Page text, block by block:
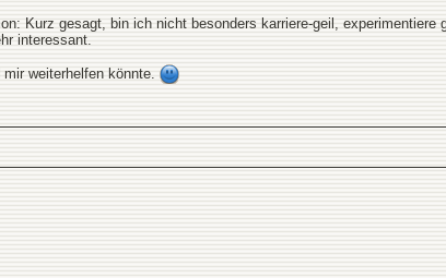
Kurz gesagt, bin ich nicht besonders karriere-geil,
interessant.
weiterhelfen könnte.